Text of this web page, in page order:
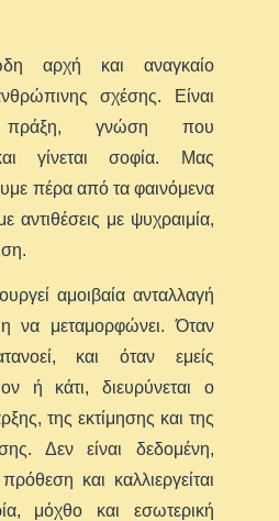
αρχή και αναγκαίο
σχέσης. Είναι
γνώση που
γίνεται σοφία. Μας
πέρα από τα φαινόμενα
αντιθέσεις με ψυχραιμία,
αμοιβαία ανταλλαγή
να μεταμορφώνει. Όταν
και όταν εμείς
ή κάτι, διευρύνεται ο
της εκτίμησης και της
Δεν είναι δεδομένη,
και καλλιεργείται
μόχθο και εσωτερική